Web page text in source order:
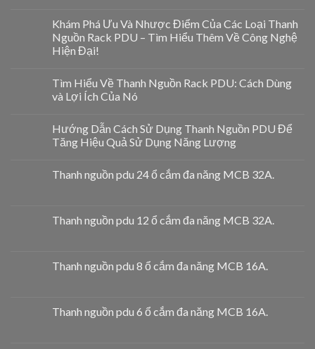
Khám Phá Ưu Và Nhược Điểm Của Các Loại Thanh
Nguồn Rack PDU – Tìm Hiểu Thêm Về Công Nghệ
Hiện Đại!
Tìm Hiểu Về Thanh Nguồn Rack PDU: Cách Dùng
và Lợi Ích Của Nó
Hướng Dẫn Cách Sử Dụng Thanh Nguồn PDU Để
Tăng Hiệu Quả Sử Dụng Năng Lượng
Thanh nguồn pdu 24 ổ cắm đa năng MCB 32A.
Thanh nguồn pdu 12 ổ cắm đa năng MCB 32A.
Thanh nguồn pdu 8 ổ cắm đa năng MCB 16A.
Thanh nguồn pdu 6 ổ cắm đa năng MCB 16A.